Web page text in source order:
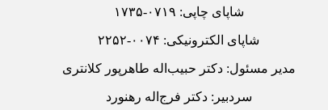
شاپای چاپی: ۱۷۳۵-۰۷۱۹
شاپای الکترونیکی: ۲۲۵۲-۰۰۷۴
مدیر مسئول: دکتر حبیب‌اله طاهرپور کلانتری
سردبیر: دکتر فرج‌اله رهنورد